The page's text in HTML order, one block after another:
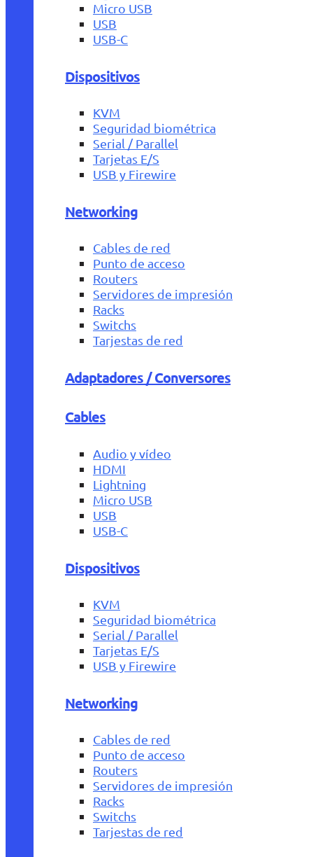
Micro USB
USB
USB-C
Dispositivos
KVM
Seguridad biométrica
Serial / Parallel
Tarjetas E/S
USB y Firewire
Networking
Cables de red
Punto de acceso
Routers
Servidores de impresión
Racks
Switchs
Tarjestas de red
Adaptadores / Conversores
Cables
Audio y vídeo
HDMI
Lightning
Micro USB
USB
USB-C
Dispositivos
KVM
Seguridad biométrica
Serial / Parallel
Tarjetas E/S
USB y Firewire
Networking
Cables de red
Punto de acceso
Routers
Servidores de impresión
Racks
Switchs
Tarjestas de red